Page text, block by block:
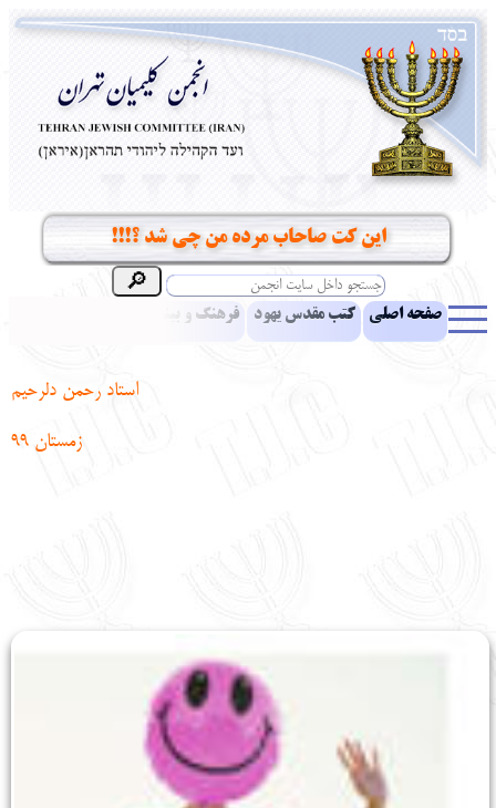
این کت صاحاب مرده من چی شد ؟!!!
صفحه اصلی کتب مقدس یهود فرهنگ و بینش یهود
استاد رحمن دلرحیم
زمستان 99